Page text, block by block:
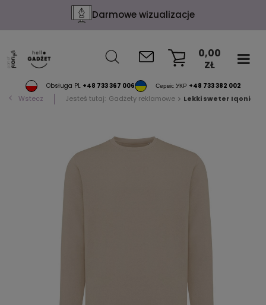
Darmowe wizualizacje
Obsługa PL +48 733 367 006 Сервіс УКР +48 733 382 002
0,00
ZŁ
Wstecz Jesteś tutaj: Gadżety reklamowe Lekki sweter Iqoniq